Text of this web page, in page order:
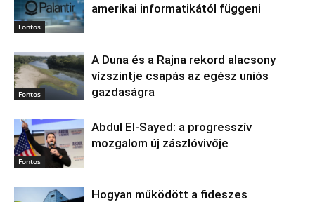
Fontos
amerikai informatikától függeni
Fontos
A Duna és a Rajna rekord alacsony
vízszintje csapás az egész uniós
gazdaságra
Fontos
Abdul El‑Sayed: a progresszív
mozgalom új zászlóvivője
Hogyan működött a fideszes